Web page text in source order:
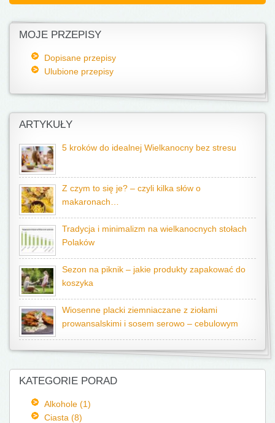
MOJE PRZEPISY
Dopisane przepisy
Ulubione przepisy
ARTYKUŁY
5 kroków do idealnej Wielkanocny bez stresu
Z czym to się je? – czyli kilka słów o
makaronach…
Tradycja i minimalizm na wielkanocnych stołach
Polaków
Sezon na piknik – jakie produkty zapakować do
koszyka
Wiosenne placki ziemniaczane z ziołami
prowansalskimi i sosem serowo – cebulowym
KATEGORIE PORAD
Alkohole (1)
Ciasta (8)